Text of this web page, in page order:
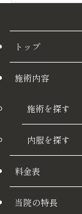
トップ
施術内容
施術を探す
内服を探す
料金表
当院の特長